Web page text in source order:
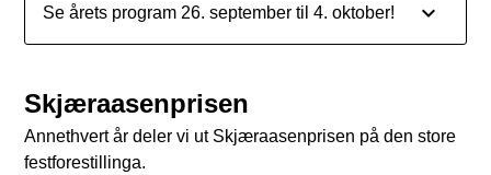
Se årets program 26. september til 4. oktober!
Skjæraasenprisen
Annethvert år deler vi ut Skjæraasenprisen på den store
festforestillinga.